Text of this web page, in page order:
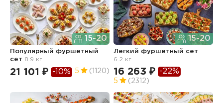
15-20
Популярный фуршетный
сет 8.9 кг
21 101 ₽ -10% 5 (1120)
15-20
Легкий фуршетный сет
6.2 кг
16 263 ₽ -22%
5 (2312)